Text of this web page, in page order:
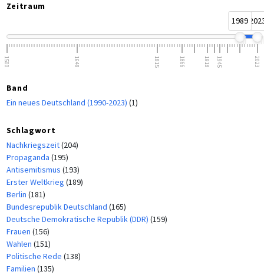
Zeitraum
1989
1500 1648 1815 1866 1918 1945 2023
Band
Ein neues Deutschland (1990-2023) (1)
Schlagwort
Nachkriegszeit(204)
Propaganda (195)
Antisemitismus (193)
Erster Weltkrieg (189)
Berlin (181)
Bundesrepublik Deutschland (165)
Deutsche Demokratische Republik (DDR) (159)
Frauen (156)
Wahlen (151)
Politische Rede (138)
Familien (135)